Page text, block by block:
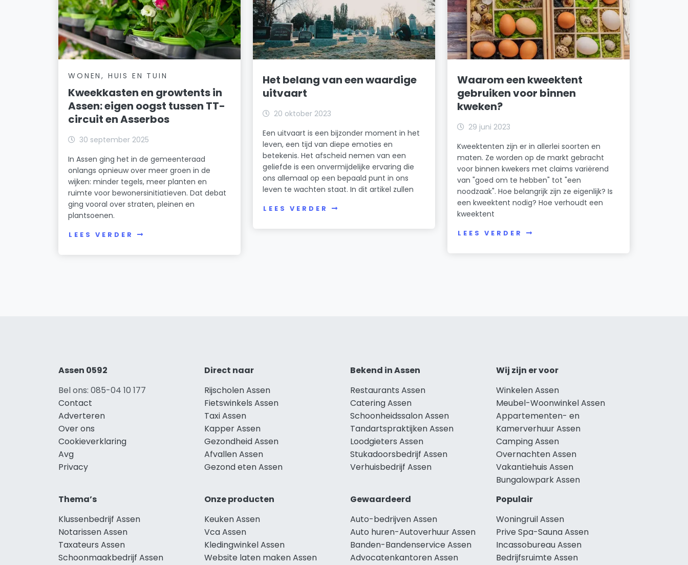
WONEN, HUIS EN TUIN
Kweekkasten en growtents in
Assen: eigen oogst tussen TT-
circuit en Asserbos
30 september 2025
In Assen ging het in de gemeenteraad
onlangs opnieuw over meer groen in de
wijken: minder tegels, meer planten en
ruimte voor bewonersinitiatieven. Dat debat
ging vooral over straten, pleinen en
plantsoenen.
LEES VERDER
Het belang van een waardige
uitvaart
20 oktober 2023
Een uitvaart is een bijzonder moment in het
leven, een tijd van diepe emoties en
betekenis. Het afscheid nemen van een
geliefde is een onvermijdelijke ervaring die
ons allemaal op een bepaald punt in ons
leven te wachten staat. In dit artikel zullen
LEES VERDER
Waarom een kweektent
gebruiken voor binnen
kweken?
29 juni 2023
Kweektenten zijn er in allerlei soorten en
maten. Ze worden op de markt gebracht
voor binnen kwekers met claims variërend
van "goed om te hebben" tot "een
noodzaak". Hoe belangrijk zijn ze eigenlijk? Is
een kweektent nodig? Hoe verhoudt een
kweektent
LEES VERDER
Assen 0592
Bel ons: 085-04 10 177
Contact
Adverteren
Over ons
Cookieverklaring
Avg
Privacy
Direct naar
Rijscholen Assen
Fietswinkels Assen
Taxi Assen
Kapper Assen
Gezondheid Assen
Afvallen Assen
Gezond eten Assen
Bekend in Assen
Restaurants Assen
Catering Assen
Schoonheidssalon Assen
Tandartspraktijken Assen
Loodgieters Assen
Stukadoorsbedrijf Assen
Verhuisbedrijf Assen
Wij zijn er voor
Winkelen Assen
Meubel-Woonwinkel Assen
Appartementen- en
Kamerverhuur Assen
Camping Assen
Overnachten Assen
Vakantiehuis Assen
Bungalowpark Assen
Thema’s
Klussenbedrijf Assen
Notarissen Assen
Taxateurs Assen
Schoonmaakbedrijf Assen
Onze producten
Keuken Assen
Vca Assen
Kledingwinkel Assen
Website laten maken Assen
Gewaardeerd
Auto-bedrijven Assen
Auto huren-Autoverhuur Assen
Banden-Bandenservice Assen
Advocatenkantoren Assen
Populair
Woningruil Assen
Prive Spa-Sauna Assen
Incassobureau Assen
Bedrijfsruimte Assen